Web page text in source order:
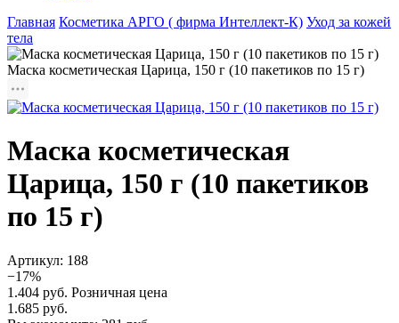
Главная Косметика АРГО ( фирма Интеллект-К) Уход за кожей
тела
Маска косметическая Царица, 150 г (10 пакетиков по 15 г)
Маска косметическая
Царица, 150 г (10 пакетиков
по 15 г)
Артикул: 188
−17%
1.404 руб. Розничная цена
1.685 руб.